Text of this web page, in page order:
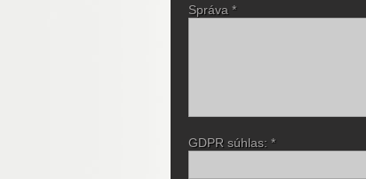
Správa *
GDPR súhlas: *